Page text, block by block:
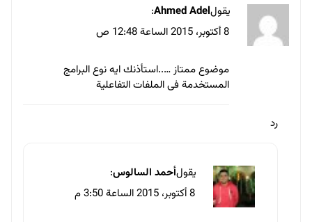
يقولAhmed Adel
:
8 أكتوبر، 2015 الساعة 12:48 ص
موضوع ممتاز …..استأذنك ايه نوع البرامج
المستخدمة فى الملفات التفاعلية
رد
يقولأحمد السالوس:
8 أكتوبر، 2015 الساعة 3:50 م